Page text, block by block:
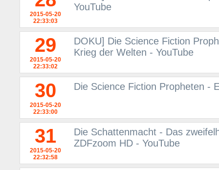
2015-05-20
22:33:03
YouTube
29
2015-05-20
22:33:02
DOKU] Die Science Fiction
Krieg der Welten - YouTube
30
2015-05-20
22:33:00
Die Science Fiction Propheten -
31
2015-05-20
22:32:58
Die Schattenmacht - Das
ZDFzoom HD - YouTube